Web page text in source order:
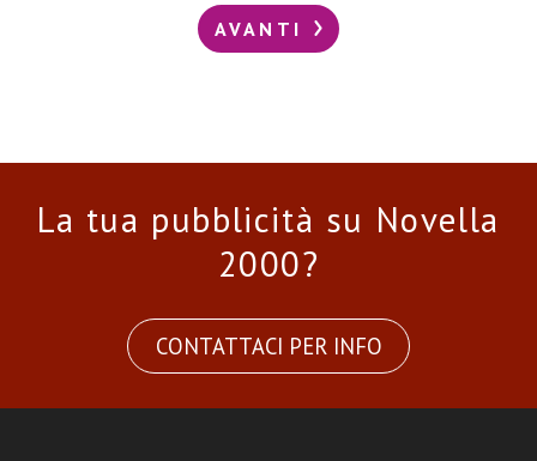
AVANTI
La tua pubblicità su Novella
2000?
CONTATTACI PER INFO